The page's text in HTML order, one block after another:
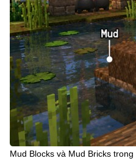
Mud Blocks và Mud Bricks trong